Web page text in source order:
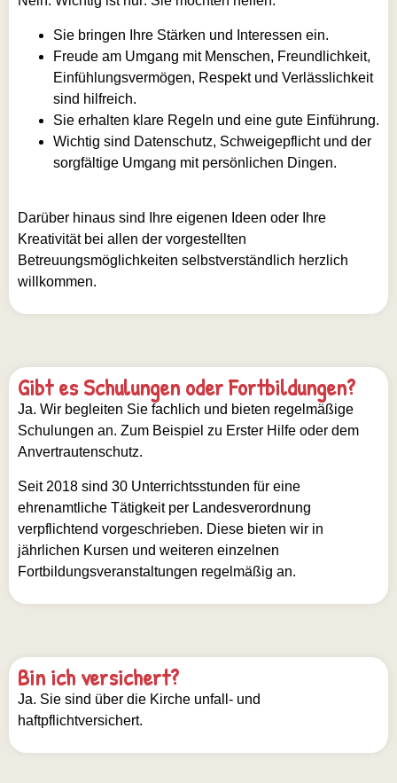
Sie bringen Ihre Stärken und Interessen ein.
Freude am Umgang mit Menschen, Freundlichkeit,
Einfühlungsvermögen, Respekt und Verlässlichkeit
sind hilfreich.
Sie erhalten klare Regeln und eine gute Einführung.
Wichtig sind Datenschutz, Schweigepflicht und der
sorgfältige Umgang mit persönlichen Dingen.
Darüber hinaus sind Ihre eigenen Ideen oder Ihre
Kreativität bei allen der vorgestellten
Betreuungsmöglichkeiten selbstverständlich herzlich
willkommen.
Gibt es Schulungen oder Fortbildungen?
Ja. Wir begleiten Sie fachlich und bieten regelmäßige
Schulungen an. Zum Beispiel zu Erster Hilfe oder dem
Anvertrautenschutz.
Seit 2018 sind 30 Unterrichtsstunden für eine
ehrenamtliche Tätigkeit per Landesverordnung
verpflichtend vorgeschrieben. Diese bieten wir in
jährlichen Kursen und weiteren einzelnen
Fortbildungsveranstaltungen regelmäßig an.
Bin ich versichert?
Ja. Sie sind über die Kirche unfall- und
haftpflichtversichert.